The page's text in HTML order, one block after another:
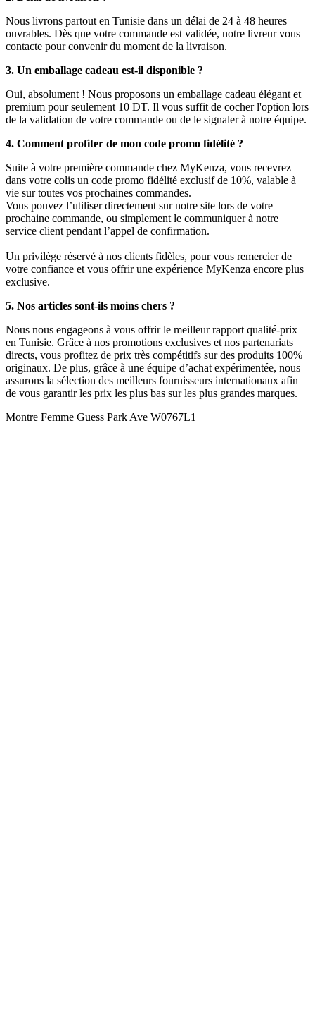
Nous livrons partout en Tunisie dans un délai de 24 à 48 heures
ouvrables. Dès que votre commande est validée, notre livreur vous
contacte pour convenir du moment de la livraison.
3. Un emballage cadeau est-il disponible ?
Oui, absolument ! Nous proposons un emballage cadeau élégant et
premium pour seulement 10 DT. Il vous suffit de cocher l'option lors
de la validation de votre commande ou de le signaler à notre équipe.
4. Comment profiter de mon code promo fidélité ?
Suite à votre première commande chez MyKenza, vous recevrez
dans votre colis un code promo fidélité exclusif de 10%, valable à
vie sur toutes vos prochaines commandes.
Vous pouvez l’utiliser directement sur notre site lors de votre
prochaine commande, ou simplement le communiquer à notre
service client pendant l’appel de confirmation.
Un privilège réservé à nos clients fidèles, pour vous remercier de
votre confiance et vous offrir une expérience MyKenza encore plus
exclusive.
5. Nos articles sont-ils moins chers ?
Nous nous engageons à vous offrir le meilleur rapport qualité-prix
en Tunisie. Grâce à nos promotions exclusives et nos partenariats
directs, vous profitez de prix très compétitifs sur des produits 100%
originaux. De plus, grâce à une équipe d’achat expérimentée, nous
assurons la sélection des meilleurs fournisseurs internationaux afin
de vous garantir les prix les plus bas sur les plus grandes marques.
Montre Femme Guess Park Ave W0767L1